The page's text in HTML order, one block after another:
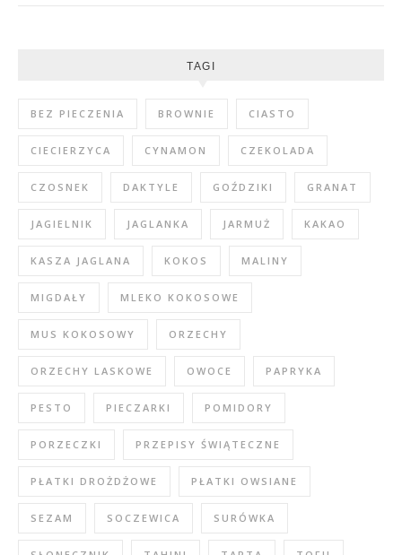
TAGI
BEZ PIECZENIA BROWNIE CIASTO
CIECIERZYCA CYNAMON CZEKOLADA
CZOSNEK DAKTYLE GOŹDZIKI GRANAT
JAGIELNIK JAGLANKA JARMUŻ KAKAO
KASZA JAGLANA KOKOS MALINY
MIGDAŁY MLEKO KOKOSOWE
MUS KOKOSOWY ORZECHY
ORZECHY LASKOWE OWOCE PAPRYKA
PESTO PIECZARKI POMIDORY
PORZECZKI PRZEPISY ŚWIĄTECZNE
PŁATKI DROŻDŻOWE PŁATKI OWSIANE
SEZAM SOCZEWICA SURÓWKA